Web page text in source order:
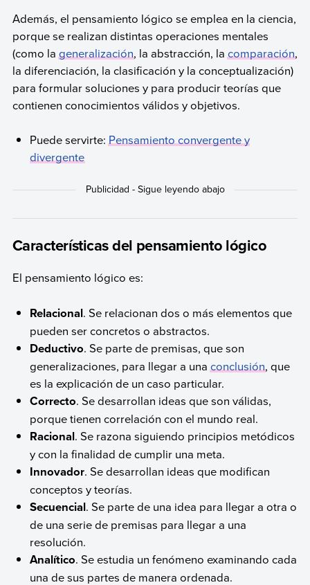
Además, el pensamiento lógico se emplea en la ciencia,
porque se realizan distintas operaciones mentales
(como lageneralización, la abstracción, lacomparación,
la diferenciación, la clasificación y la conceptualización)
para formular soluciones y para producir teorías que
contienen conocimientos válidos y objetivos.
Puede servirte:Pensamiento convergente y
divergente
Características del pensamiento lógico
El pensamiento lógico es:
Relacional. Se relacionan dos o más elementos que
pueden ser concretos o abstractos.
Deductivo. Se parte de premisas, que son
generalizaciones, para llegar a unaconclusión, que
es la explicación de un caso particular.
Correcto. Se desarrollan ideas que son válidas,
porque tienen correlación con el mundo real.
Racional. Se razona siguiendo principios metódicos
y con la finalidad de cumplir una meta.
Innovador. Se desarrollan ideas que modifican
conceptos y teorías.
Secuencial. Se parte de una idea para llegar a otra o
de una serie de premisas para llegar a una
resolución.
Analítico. Se estudia un fenómeno examinando cada
una de sus partes de manera ordenada.